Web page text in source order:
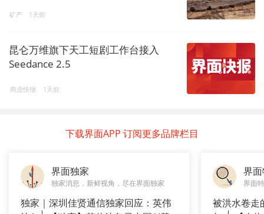
矿产 1天前
昆仑万维旗下天工短剧工作台接入
Seedance 2.5
商业快报 1天前
下载界面APP 订阅更多品牌栏目
界面独家
独家消息，新鲜视角，尽在界面独家
独家｜深圳佳贤通信独家回应：英伟
界
界面
被洪水卷走